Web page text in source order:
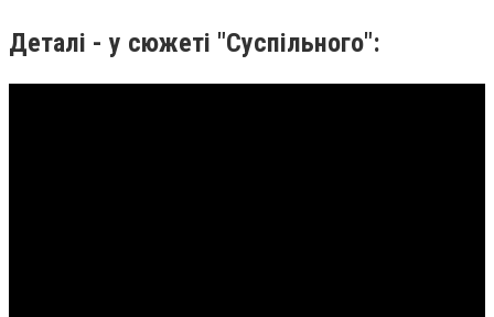
Деталі - у сюжеті "Суспільного":